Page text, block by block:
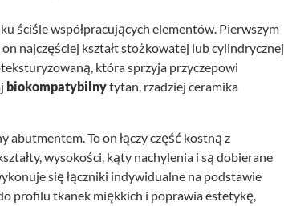
ściśle współpracujących elementów. Pierwszym
najczęściej kształt stożkowatej lub cylindrycznej
która sprzyja przyczepowi
biokompatybilnytytan, rzadziej ceramika
abutmentem. To on łączy część kostną z
wysokości, kąty nachylenia i są dobierane
się łączniki indywidualne na podstawie
profilu tkanek miękkich i poprawia estetykę,